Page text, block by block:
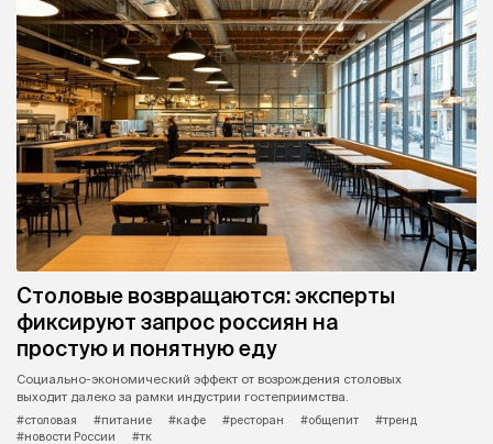
Столовые возвращаются: эксперты
фиксируют запрос россиян на
простую и понятную еду
Социально-экономический эффект от возрождения столовых
выходит далеко за рамки индустрии гостеприимства.
#столовая
#питание #кафе #ресторан #общепит
#тренд
#новости России
#тк